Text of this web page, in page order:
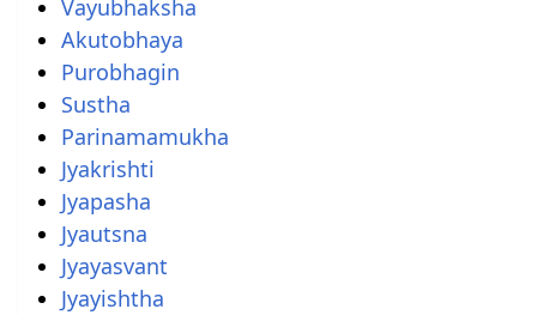
Vayubhaksha
Akutobhaya
Purobhagin
Sustha
Parinamamukha
Jyakrishti
Jyapasha
Jyautsna
Jyayasvant
Jyayishtha